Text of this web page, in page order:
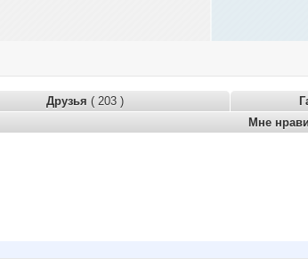
Друзья ( 203 )
Мне